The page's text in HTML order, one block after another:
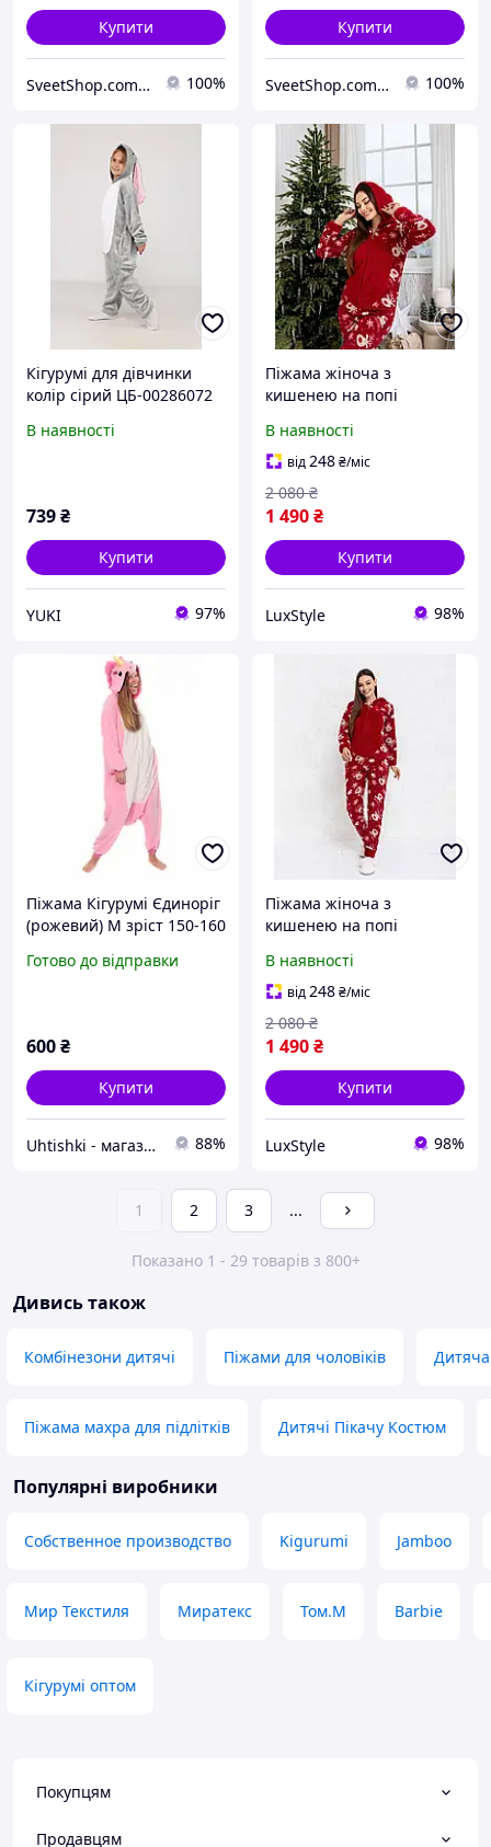
Купити
SveetShop.com.ua - магазин взуття та одягу 100%
Купити
SveetShop.com.ua - магазин взуття та одягу 100%
Кігурумі для дівчинки
колір сірий ЦБ-00286072
В наявності
739₴
Купити
YUKI 97%
Піжама жіноча з
кишенею на попі
оленями червона, kigu
В наявності
від248₴/міс
1 490₴
2 080 ₴
Купити
LuxStyle 98%
Піжама Кігурумі Єдиноріг
(рожевий) М зріст 150-160
Готово до відправки
600₴
Купити
Uhtishki - магазин топових і знаменитих товарів 88%
Піжама жіноча з
кишенею на попі
оленями червона, kigu
В наявності
від248₴/міс
1 490₴
2 080 ₴
Купити
LuxStyle 98%
1 2 3 ...
Показано 1 - 29 товарів з 800+
Дивись також
Комбінезони дитячі Піжами для чоловіків
Піжама махра для підлітків Дитячі Пікачу Костюм
Популярні виробники
Собственное производство Kigurumi Jamboo
Мир Текстиля Миратекс Том.М Barbie
Кігурумі оптом
Покупцям
Продавцям